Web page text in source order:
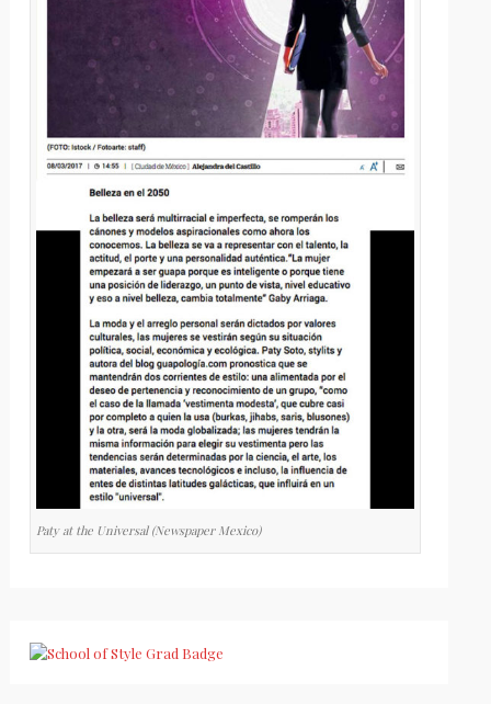
Paty at the Universal (Newspaper Mexico)